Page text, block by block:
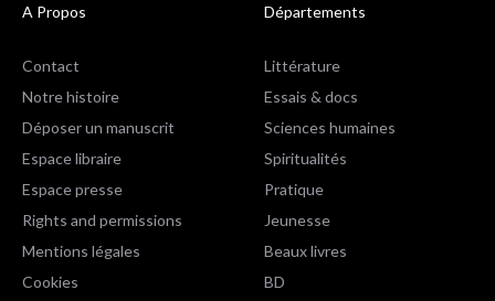
A Propos
Contact
Notre histoire
Déposer un manuscrit
Espace libraire
Espace presse
Rights and permissions
Mentions légales
Cookies
Départements
Littérature
Essais & docs
Sciences humaines
Spiritualités
Pratique
Jeunesse
Beaux livres
BD